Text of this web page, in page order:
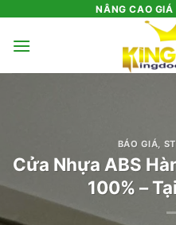
nội
NÂNG CAO GIÁ
BÁO GIÁ
Cửa Nhựa ABS
100% –